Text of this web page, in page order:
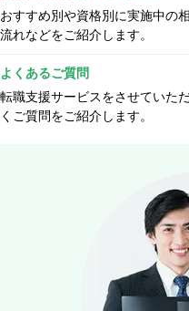
おすすめ別や資格別に実施中の
流れなどをご紹介します。
よくあるご質問
転職支援サービスをさせていた
くご質問をご紹介します。